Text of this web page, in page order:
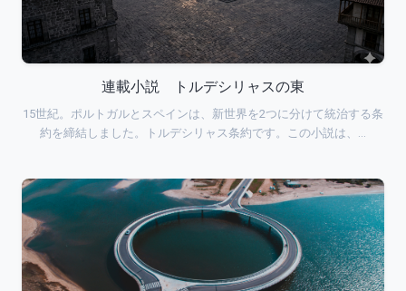
連載小説 トルデシリャスの東
15世紀。ポルトガルとスペインは、新世界を2つに分けて統治する条
約を締結しました。トルデシリャス条約です。この小説は、…